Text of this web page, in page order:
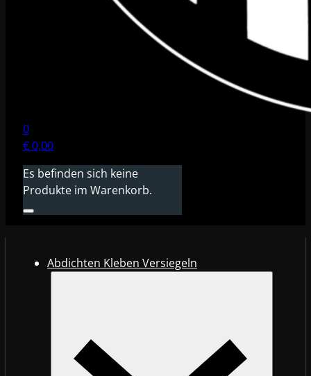
0
€0,00
Es befinden sich keine
Produkte im Warenkorb.
Abdichten Kleben Versiegeln